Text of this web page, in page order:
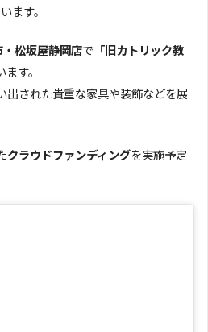
ます。
松坂屋静岡店で 「旧カトリック教
す。
出された貴重な家具や装飾などを展
クラウドファンディングを実施予定